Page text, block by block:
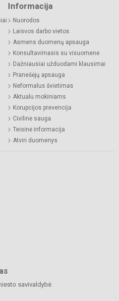
Informacija
Nuorodos
Laisvos darbo vietos
Asmens duomenų apsauga
Konsultavimasis su visuomene
Dažniausiai užduodami klausimai
Pranešėjų apsauga
Neformalus švietimas
Aktualu mokiniams
Korupcijos prevencija
Civilinė sauga
Teisinė informacija
Atviri duomenys
savivaldybė